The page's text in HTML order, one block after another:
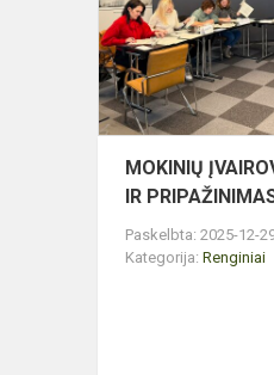
MOKINIŲ
IR
Paskelbta: 2025-12-
Kategorija: Renginiai